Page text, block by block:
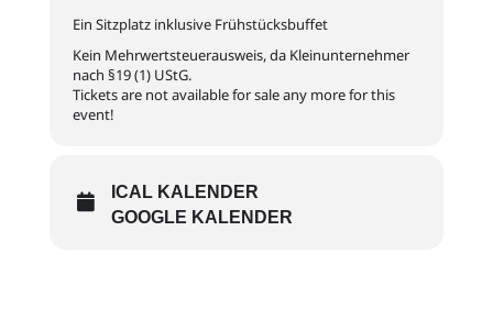
Ein Sitzplatz inklusive Frühstücksbuffet
Kein Mehrwertsteuerausweis, da Kleinunternehmer
nach §19 (1) UStG.
Tickets are not available for sale any more for this
event!
ICAL KALENDER
GOOGLE KALENDER